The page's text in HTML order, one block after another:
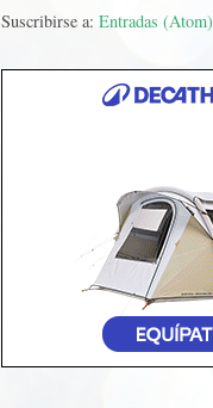
Suscribirse a: Entradas (Atom)